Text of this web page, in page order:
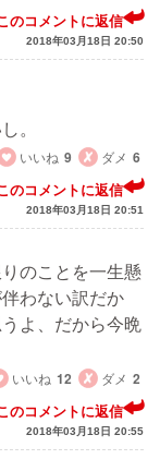
のコメントに返信
2018年03月18日 20:50
。
いいね 9 ダメ 6
のコメントに返信
2018年03月18日 20:51
のことを一生懸
わない訳だか
よ、だから今晩
いいね 12 ダメ 2
のコメントに返信
2018年03月18日 20:55